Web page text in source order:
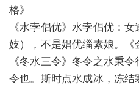
格》
《水孛倡优》水孛倡优：
妓），不是娼优缁素娘。《
《冬水三令》冬令之水秉
令也。斯时点水成冰，冻